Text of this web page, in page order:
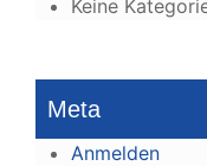
Keine
Meta
Anmelden